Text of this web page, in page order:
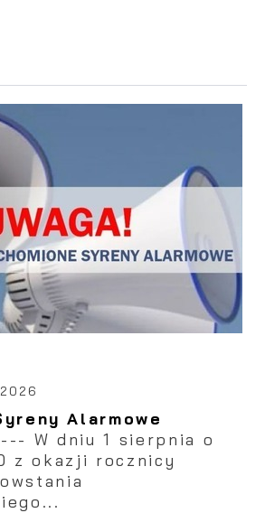
Alarmowe
W dniu 1 sierpnia o
z okazji rocznicy